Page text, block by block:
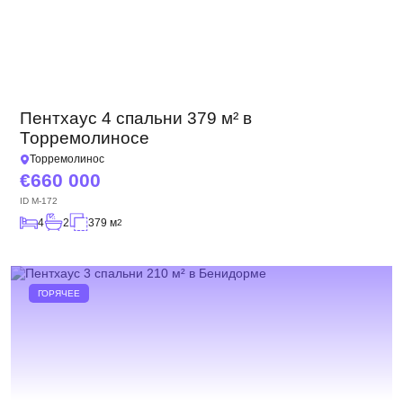
Пентхаус 4 спальни 379 м² в
Торремолиносе
Торремолинос
660 000
ID M-172
4 2 379 м2
ГОРЯЧЕЕ